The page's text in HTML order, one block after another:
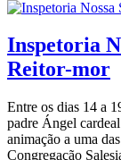
Inspetoria
Reitor-mor
Entre os dias 14 a
padre Ángel
animação a uma
Congregação